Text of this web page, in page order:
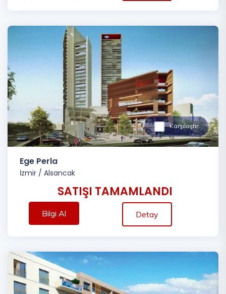
Karşılaştır
Ege Perla
İzmir / Alsancak
SATIŞI TAMAMLANDI
Bilgi Al Detay